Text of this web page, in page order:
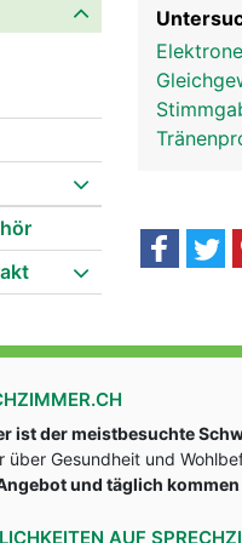
ist der meistbesuchte
über Gesundheit und
und täglich kommen
AUF